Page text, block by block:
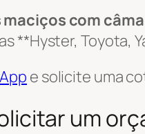
maciços com
**Hyster, Toyota,
e solicite uma
um